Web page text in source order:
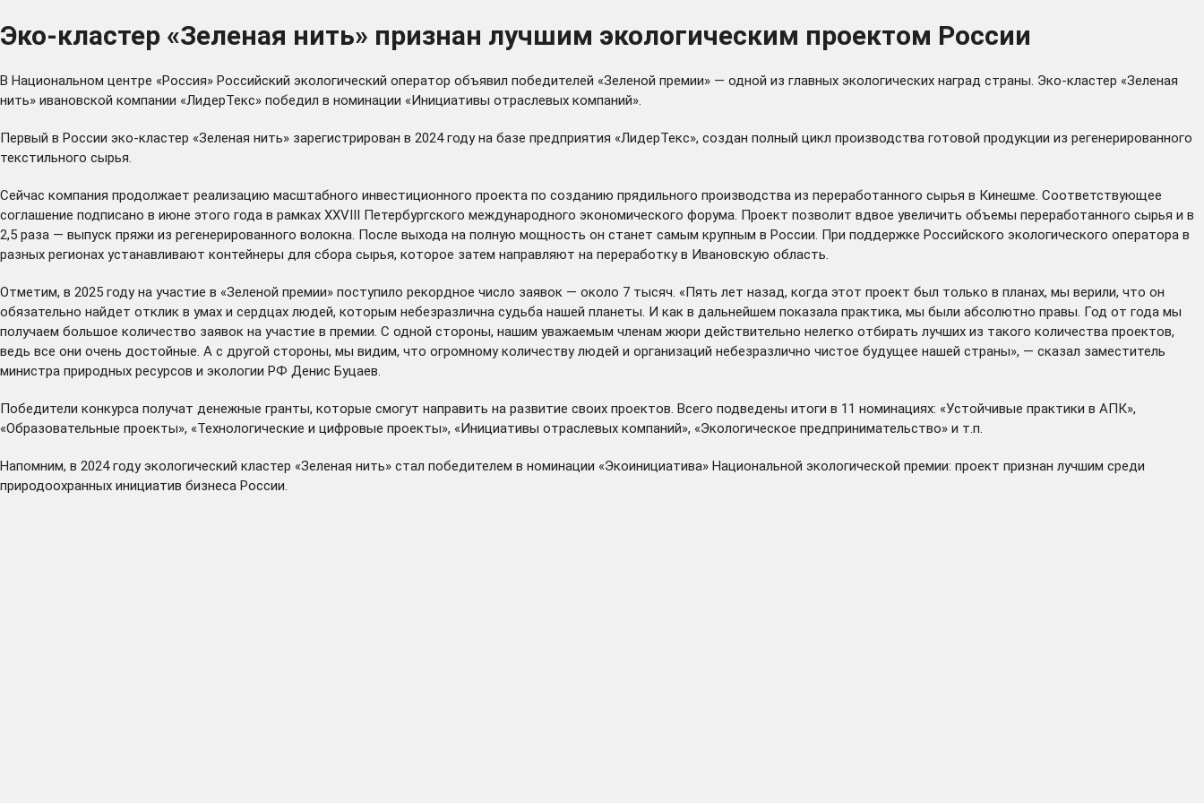
Эко-кластер «Зеленая нить» признан лучшим экологическим проектом России
В Национальном центре «Россия» Российский экологический оператор объявил победителей «Зеленой премии» — одной из главных экологических наград страны. Эко-кластер «Зеленая
нить» ивановской компании «ЛидерТекс» победил в номинации «Инициативы отраслевых компаний».
Первый в России эко-кластер «Зеленая нить» зарегистрирован в 2024 году на базе предприятия «ЛидерТекс», создан полный цикл производства готовой продукции из регенерированного
текстильного сырья.
Сейчас компания продолжает реализацию масштабного инвестиционного проекта по созданию прядильного производства из переработанного сырья в Кинешме. Соответствующее
соглашение подписано в июне этого года в рамках XXVIII Петербургского международного экономического форума. Проект позволит вдвое увеличить объемы переработанного сырья и в
2,5 раза — выпуск пряжи из регенерированного волокна. После выхода на полную мощность он станет самым крупным в России. При поддержке Российского экологического оператора в
разных регионах устанавливают контейнеры для сбора сырья, которое затем направляют на переработку в Ивановскую область.
Отметим, в 2025 году на участие в «Зеленой премии» поступило рекордное число заявок — около 7 тысяч. «Пять лет назад, когда этот проект был только в планах, мы верили, что он
обязательно найдет отклик в умах и сердцах людей, которым небезразлична судьба нашей планеты. И как в дальнейшем показала практика, мы были абсолютно правы. Год от года мы
получаем большое количество заявок на участие в премии. С одной стороны, нашим уважаемым членам жюри действительно нелегко отбирать лучших из такого количества проектов,
ведь все они очень достойные. А с другой стороны, мы видим, что огромному количеству людей и организаций небезразлично чистое будущее нашей страны», — сказал заместитель
министра природных ресурсов и экологии РФ Денис Буцаев.
Победители конкурса получат денежные гранты, которые смогут направить на развитие своих проектов. Всего подведены итоги в 11 номинациях: «Устойчивые практики в АПК»,
«Образовательные проекты», «Технологические и цифровые проекты», «Инициативы отраслевых компаний», «Экологическое предпринимательство» и т.п.
Напомним, в 2024 году экологический кластер «Зеленая нить» стал победителем в номинации «Экоинициатива» Национальной экологической премии: проект признан лучшим среди
природоохранных инициатив бизнеса России.